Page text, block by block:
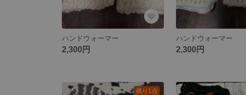
ハンドウォーマー
2,300円
ハンドウォーマー
2,300円
残り1点